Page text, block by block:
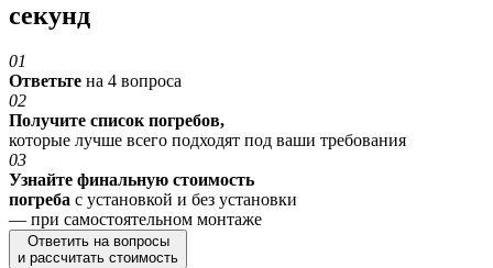
секунд
01
Ответьте на 4 вопроса
02
Получите список погребов,
которые лучше всего подходят под ваши требования
03
Узнайте финальную стоимость
погреба с установкой и без установки
— при самостоятельном монтаже
Ответить на вопросы
и рассчитать стоимость